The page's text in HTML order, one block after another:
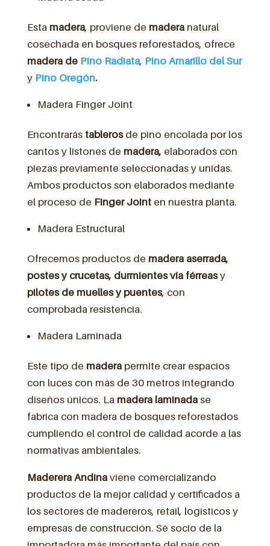
Esta madera, proviene de maderanatural
cosechada en bosques reforestados, ofrece
madera de Pino Radiata, Pino Amarillo del Sur
y Pino Oregón.
Madera Finger Joint
Encontrarás tablerosde pino encolada por los
cantos y listones de madera, elaborados con
piezas previamente seleccionadas y unidas.
Ambos productos son elaborados mediante
el proceso de Finger Joint en nuestra planta.
Madera Estructural
Ofrecemos productos de madera aserrada,
postes y crucetas, durmientes vía férreasy
pilotes de muelles y puentes, con
comprobada resistencia.
Madera Laminada
Este tipo de maderapermite crear espacios
con luces con más de 30 metros integrando
diseños únicos. La madera laminadase
fabrica con madera de bosques reforestados
cumpliendo el control de calidad acorde a las
normativas ambientales.
Maderera Andinaviene comercializando
productos de la mejor calidad y certificados a
los sectores de madereros, retail, logísticos y
empresas de construcción. Sé socio de la